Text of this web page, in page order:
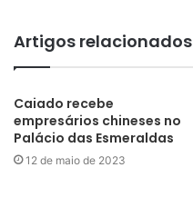
Artigos relacionados
Caiado recebe
empresários chineses no
Palácio das Esmeraldas
12 de maio de 2023